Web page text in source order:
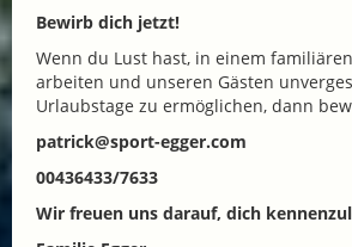
Bewirb dich jetzt!
Wenn du Lust hast, in einem
arbeiten und unseren Gästen
Urlaubstage zu ermöglichen, dann
patrick@sport-egger.com
00436433/7633
Wir freuen uns darauf, dich